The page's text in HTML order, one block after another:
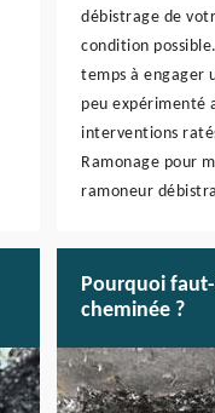
débistrage de
condition
temps à engager
peu expérimenté
interventions
Ramonage pour
ramoneur
Pourquoi
cheminée ?